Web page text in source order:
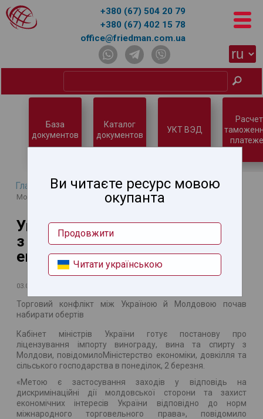
+380 (67) 504 20 79
+380 (67) 402 15 78
office@friedman.com.ua
Главная →Новости→ Україна обмежить імпорт вина з
Молдови у відповідь на ембарго проти курятини
Україна обмежить імпорт вина
з Молдови у відповідь на
ембарго проти курятини
03.03.2026
Торговий конфлікт між Україною й Молдовою почав
набирати обертів
Кабінет міністрів України готує постанову про
ліцензування імпорту винограду, вина та спирту з
Молдови, повідомилоМіністерство економіки, довкілля та
сільського господарства в понеділок, 2 березня.
«Метою є застосування заходів у відповідь на
дискримінаційні дії молдовської сторони та захист
економічних інтересів України відповідно до норм
міжнародного торговельного права», повідомило
База
документов
Каталог
документов
УКТ ВЭД
Расчет
Ви читаєте ресурс мовою
окупанта
Продовжити
Читати українською